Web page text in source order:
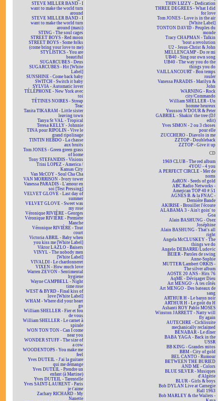
STEVE MILLER BAND - I
want to make the world turn
around
STEVE MILLER BAND - I
want to make the world turn
around (maxi)
STING - The soul cages
STREET BOYS - Red moon
STREET BOYS - Some folks
(come bring your love to me)
STYLISTICS - You are
beautiful
SUGARCUBES - Deus
SUGARCUBES - Hit [White
Label]
SUNSHINE - Come back baby
SWITCH - Switch it baby
SYLVIA - Automatic lover
TÉLÉPHONE - New York avec
toi
TÉTINES NOIRES - Streap
Teac
Tanita TIKARAM - Little sister
leaving town
Tanya St VAL - Tropical
Teresa KELLY - Johnnie
TINA pour RIPOLIN - Vive le
grand ripolinage
TINTIN HEBDO - La chasse
aux bruits
Tom JONES - Green green grass
of home
Tony STEFANIDIS - Visions
Trini LOPEZ - America /
Kansas City
Van McCOY - Soul Cha Cha
VAN MORRISON - Ivory tower
Vanessa PARADIS - L'amour en
soi [Test Pressing]
VELVET GLOVE - Last day of
summer
VELVET GLOVE - Sweet was
my rose
Véronique RIVIÈRE - Georges
Véronique RIVIÈRE - Première
Manche
Véronique RIVIÈRE - Tout
court
Victoria ABRIL - Baby when
you kiss me [White Label]
Viktor LAZLO - Baisers
VINYL - The nobody men
[White Label]
VIVALDI - Le chardonneret
VIXEN - How much love
Warren ZEVON - Sentimental
hygiene
Wayne CAMPBELL - Night
time rose
WEST & BYRD - Final kiss of
love [White Label]
WHAM - Where did your heart
go
William SHELLER - Fier et fou
de vous
William SHELLER - Le carnet à
spirale
WON TON TON - Can I come
near you
WONDER STUFF - The size of
a cow
WOODENTOPS - You make me
feel
Yves DUTEIL - J'ai la guitare
qui me démange
Yves DUTEIL - Prendre un
enfant (à Martine)
Yves DUTEIL - Tarentelle
Yves SAINT-LAURENT - Paris
je t'aime
Zachary RICHARD - My
Nanette
THIN LIZZY - Dedication
THREE DEGREES - What I did
for love
Tom JONES - Love is in the air
[White Label]
TONTON DAVID - Peuples du
monde
Tracy CHAPMAN - Talkin
'bout a revolution
U2 - Jesus-Christ & John
MELLENCAMP - Do re mi
UB40 - Sing our own song
UB40 - The way you do the
things you do
VAILLANCOURT - Bon temps
rouler
Vanessa PARADIS - Marilyn &
John
WARNING - Rock
city/Commando
William SHELLER - Un
homme heureux
Youssou N'DOUR & Peter
GABRIEL - Shakin' the tree (DJ
edit)
Yves SIMON - 2 ou 3 choses
pour elle
ZUCCHERO - Diavolo in me
ZZTOP - Doubleback
ZZTOP - Give it up
CD
1969 CLUB - The red album
4YOU - 4 you
A PERFECT CIRCLE - Mer de
noms
AaRON - Seeds of gold
ABC Radio Networks -
American TOP 40 # 51
AGNÈS B. & la FNAC -
Dernière Bande
AKIRISE - Brouiller l'écoute
ALABAMA 3 - Ain't goin' to
Goa
Alain BASHUNG - Osez
Joséphine
Alain BASHUNG - That's all
right
Angela McCLUSKEY - The
things we do
Angelo DEBARRE/Ludovic
BEIER - Paroles de swing
Anne-Sophie
MUTTER/Lambert ORKIS -
The silver album
AOSTE 20 ANS - Hits 76
AqME - Dévisager Dieu
Art MENGO - À tes côtés
Art MENGO - Des bateaux de
sang
ARTHUR H - Le baron noir
ARTHUR H - Le goût du H
Ashanti ROY Pablo MOSES
Winston JARRETT - Natty will
fly again
AUTECHRE - Cichlisuite
mechanically reclaimed
BÉNABAR - Le dîner
BABA YAGA - Back in the
USSR
BB KING - Grandes mitos
BBM - City of gold
BEL CANTO - Rumour
BETWEEN THE BURIED
AND ME - Colors
BLUE SILVER - Musiques
d'Algérie
BLUR - Girls & boys
Bob DYLAN Live at Carnegie
Hall 1963
Bob MARLEY & the Wailers -